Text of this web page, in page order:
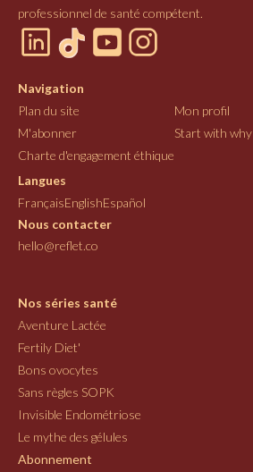
professionnel de santé compétent.
Navigation
Plan du site
Mon profil
M'abonner
Start with why
Charte d'engagement éthique
Langues
FrançaisEnglishEspañol
Nous contacter
hello@reflet.co
Nos séries santé
Aventure Lactée
Fertily Diet'
Bons ovocytes
Sans règles SOPK
Invisible Endométriose
Le mythe des gélules
Abonnement